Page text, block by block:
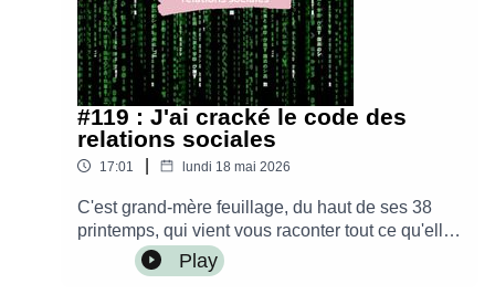
#119 : J'ai cracké le code des
relations sociales
17:01 lundi 18 mai 2026
C'est grand-mère feuillage, du haut de ses 38
printemps, qui vient vous raconter tout ce qu'elle
a appris sur les relations
sociales._______________Retrouvez-moi :sur
Play